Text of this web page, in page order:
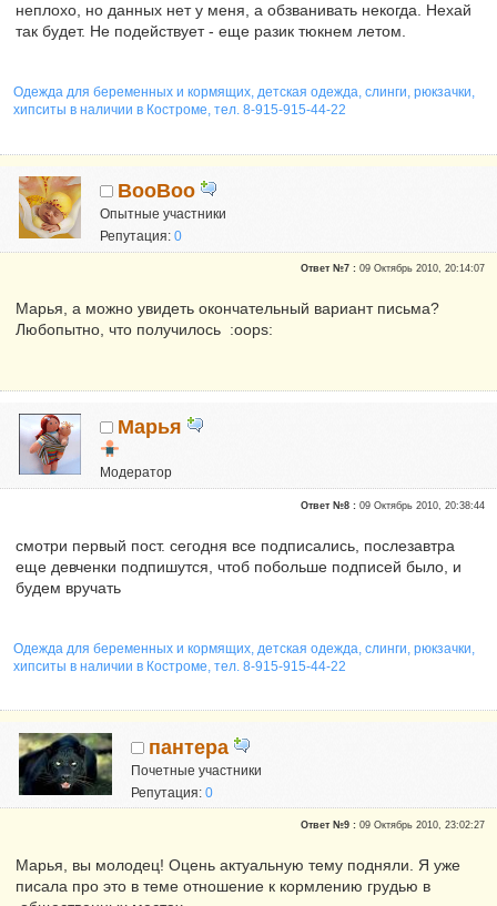
неплохо, но данных нет у меня, а обзванивать некогда. Нехай
так будет. Не подействует - еще разик тюкнем летом.
Одежда для беременных и кормящих, детская одежда, слинги, рюкзачки,
хипситы в наличии в Костроме, тел. 8-915-915-44-22
BooBoo
Опытные участники
Репутация:0
Ответ №7 :09 Октябрь 2010, 20:14:07
Марья, а можно увидеть окончательный вариант письма?
Любопытно, что получилось :oops:
Марья
Модератор
Репутация:
Ответ №8 :09 Октябрь 2010, 20:38:44
смотри первый пост. сегодня все подписались, послезавтра
еще девченки подпишутся, чтоб побольше подписей было, и
будем вручать
Одежда для беременных и кормящих, детская одежда, слинги, рюкзачки,
хипситы в наличии в Костроме, тел. 8-915-915-44-22
пантера
Почетные участники
Репутация: 0
Ответ №9 :09 Октябрь 2010, 23:02:27
Марья, вы молодец! Оцень актуальную тему подняли. Я уже
писала про это в теме отношение к кормлению грудью в